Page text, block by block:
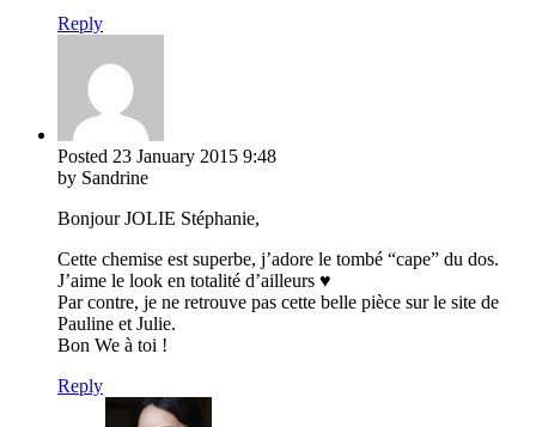
Reply
Posted 23 January 2015 9:48
by Sandrine
Bonjour JOLIE Stéphanie,
Cette chemise est superbe, j’adore le tombé “cape” du dos.
J’aime le look en totalité d’ailleurs ♥
Par contre, je ne retrouve pas cette belle pièce sur le site de
Pauline et Julie.
Bon We à toi !
Reply